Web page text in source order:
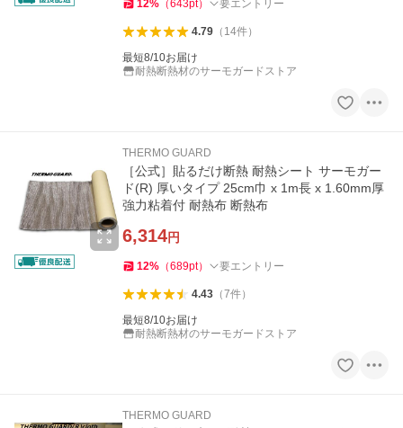
12% （643pt） 要エントリー
4.79（ 14件）
最短8/10お届け
耐熱断熱材のサーモガードストア
THERMO GUARD
［公式］貼るだけ断熱 耐熱シート サーモガー
ド(R) 厚いタイプ 25cm巾 x 1m長 x 1.60mm厚
強力粘着付 耐熱布 断熱布
6,314円
12% （689pt） 要エントリー
4.43（7件）
最短8/10お届け
耐熱断熱材のサーモガードストア
THERMO GUARD